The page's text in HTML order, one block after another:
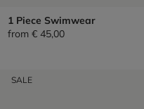
1 Piece Swimwear
from € 45,00
SALE